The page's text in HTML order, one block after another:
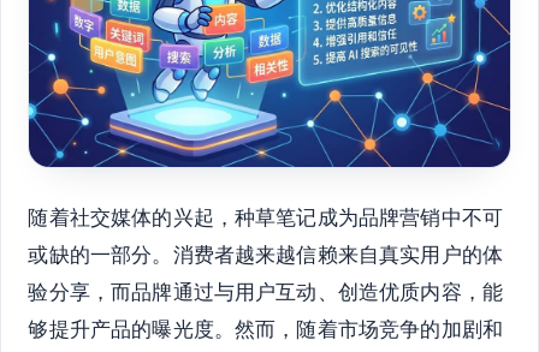
随着社交媒体的兴起，种草笔记成为品牌营销中不可
或缺的一部分。消费者越来越信赖来自真实用户的体
验分享，而品牌通过与用户互动、创造优质内容，能
够提升产品的曝光度。然而，随着市场竞争的加剧和